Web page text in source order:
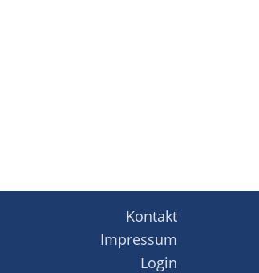
Kontakt
Impressum
Login